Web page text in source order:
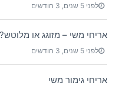
לפני 5 שנים, 3 חודשים
אריחי משי – מזוגג או מלוטש?
לפני 5 שנים, 3 חודשים
אריחי גימור משי